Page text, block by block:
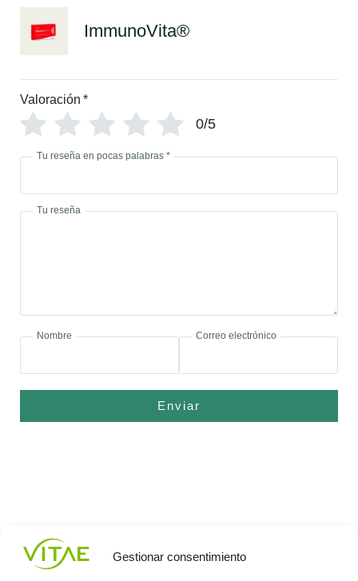
Gestionar consentimiento
ImmunoVita®
Valoración *
0/5
Tu reseña en pocas palabras *
Tu reseña
Nombre Correo electrónico
Enviar